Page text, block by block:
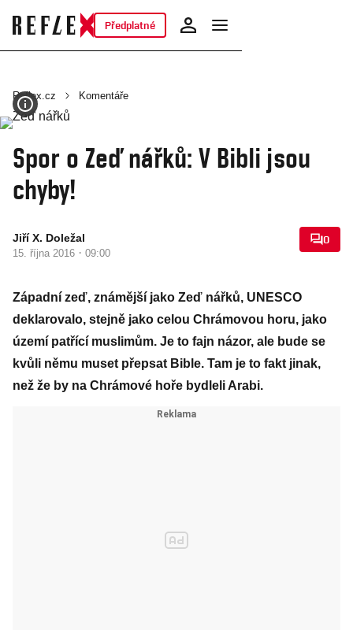
Předplatné
Reflex.cz Komentáře
Spor o Zeď nářků: V Bibli jsou
chyby!
Jiří X. Doležal
15. října 2016 · 09:00
0
Západní zeď, známější jako Zeď nářků, UNESCO
deklarovalo, stejně jako celou Chrámovou horu, jako
území patřící muslimům. Je to fajn názor, ale bude se
kvůli němu muset přepsat Bible. Tam je to fakt jinak,
než že by na Chrámové hoře bydleli Arabi.